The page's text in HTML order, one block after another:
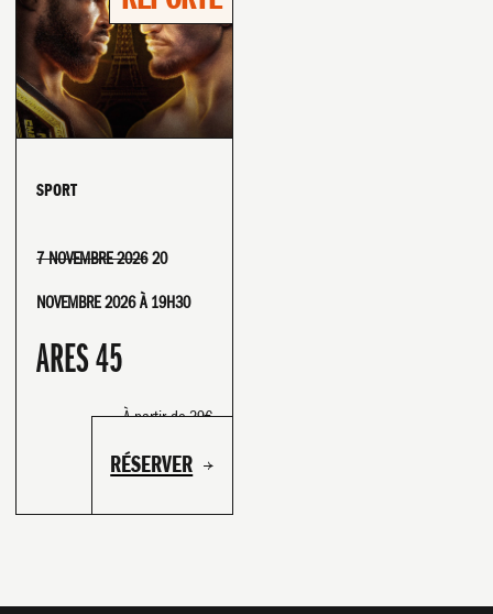
SPORT
7 NOVEMBRE 202620
NOVEMBRE 2026 À 19H30
ARES 45
À partir de 39€
RÉSERVER